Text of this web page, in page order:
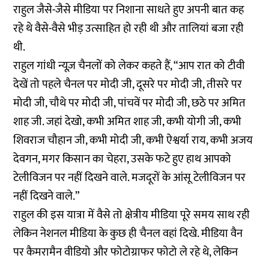
राहुल जैसे-जैसे मीडिया पर निशाना साधते हुए अपनी बात कह
रहे थे वैसे-वैसे भीड़ उत्साहित हो रही थी और तालियां बजा रही
थी.
राहुल गांधी न्यूज़ चैनलों को लेकर कहते हैं, “आप रात को टीवी
देखें तो पहले चैनल पर मोदी जी, दूसरे पर मोदी जी, तीसरे पर
मोदी जी, चौथे पर मोदी जी, पांचवें पर मोदी जी, छठे पर अमित
शाह जी. जहां देखो, कभी अमित शाह जी, कभी योगी जी, कभी
शिवराज चौहान जी, कभी मोदी जी, कभी ऐश्वर्या राय, कभी अजय
देवगन, मगर किसान का चेहरा, उसके फटे हुए हाथ आपको
टेलीविजन पर नहीं दिखने वाले. मजदूरों के आंसू टेलीविजन पर
नहीं दिखने वाले.”
राहुल की इस यात्रा में वैसे तो क्षेत्रीय मीडिया पूरे समय साथ रही
लेकिन नेशनल मीडिया के कुछ ही चैनल वहां दिखे. मीडिया वैन
पर कैमरामैन वीडियो और फोटोग्राफर फोटो ले रहे थे, लेकिन